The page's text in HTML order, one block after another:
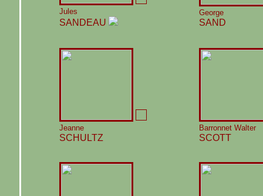
Jules
SANDEAU
George
SAND
Jeanne
SCHULTZ
Barronnet Walter
SCOTT